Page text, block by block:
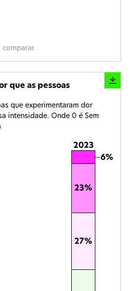
comparar.
que as pessoas
que experimentaram dor
intensidade. Onde 0 é Sem
2023
6%
23%
27%